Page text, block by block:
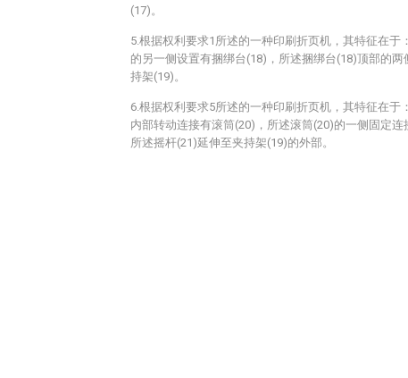
(17)。
5.根据权利要求1所述的一种印刷折页机，其特征在于
的另一侧设置有捆绑台(18)，所述捆绑台(18)顶部的两
持架(19)。
6.根据权利要求5所述的一种印刷折页机，其特征在于
内部转动连接有滚筒(20)，所述滚筒(20)的一侧固定连
所述摇杆(21)延伸至夹持架(19)的外部。